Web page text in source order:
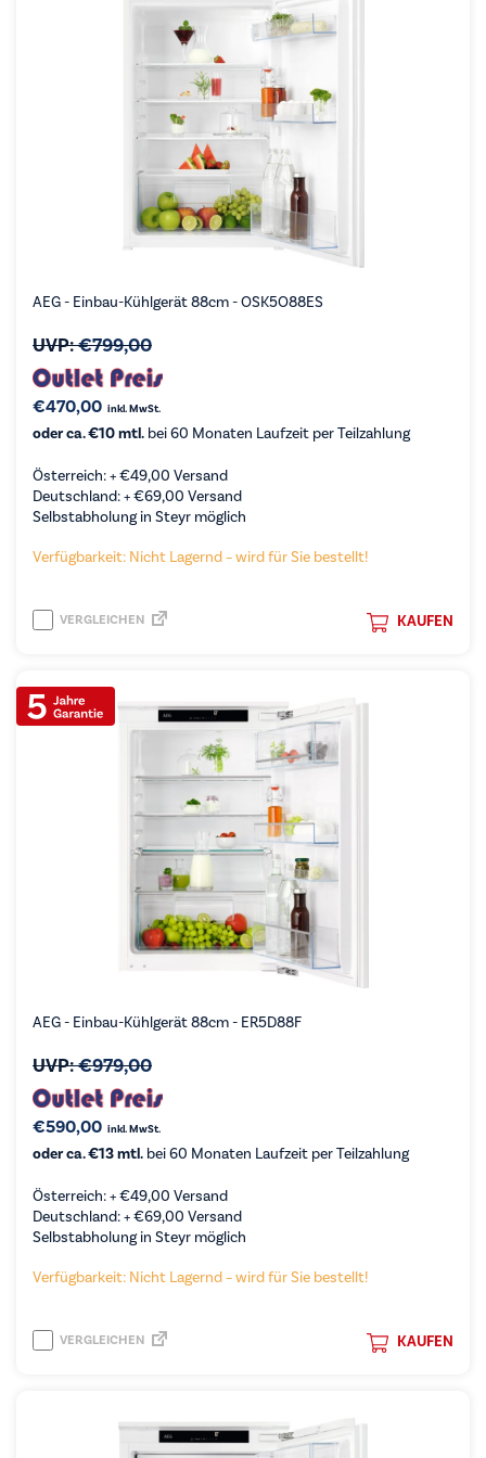
AEG - Einbau-Kühlgerät 88cm - OSK5O88ES
UVP:€799,00
€470,00 inkl. MwSt.
oder ca. €10 mtl. bei 60 Monaten Laufzeit per Teilzahlung
Österreich: +€49,00 Versand
Deutschland: +€69,00 Versand
Selbstabholung in Steyr möglich
Verfügbarkeit: Nicht Lagernd – wird für Sie bestellt!
KAUFEN
VERGLEICHEN
AEG - Einbau-Kühlgerät 88cm - ER5D88F
UVP:€979,00
€590,00 inkl. MwSt.
oder ca. €13 mtl. bei 60 Monaten Laufzeit per Teilzahlung
Österreich: +€49,00 Versand
Deutschland: +€69,00 Versand
Selbstabholung in Steyr möglich
Verfügbarkeit: Nicht Lagernd – wird für Sie bestellt!
KAUFEN
VERGLEICHEN